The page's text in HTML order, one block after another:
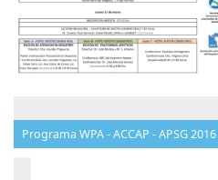
Programa WPA - ACCAP - APSG 2016